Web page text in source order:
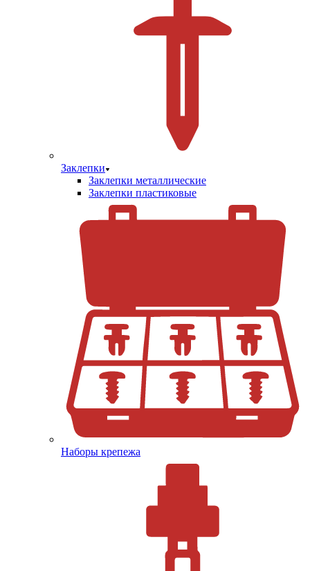
Заклепки
Заклепки металлические
Заклепки пластиковые
Наборы крепежа